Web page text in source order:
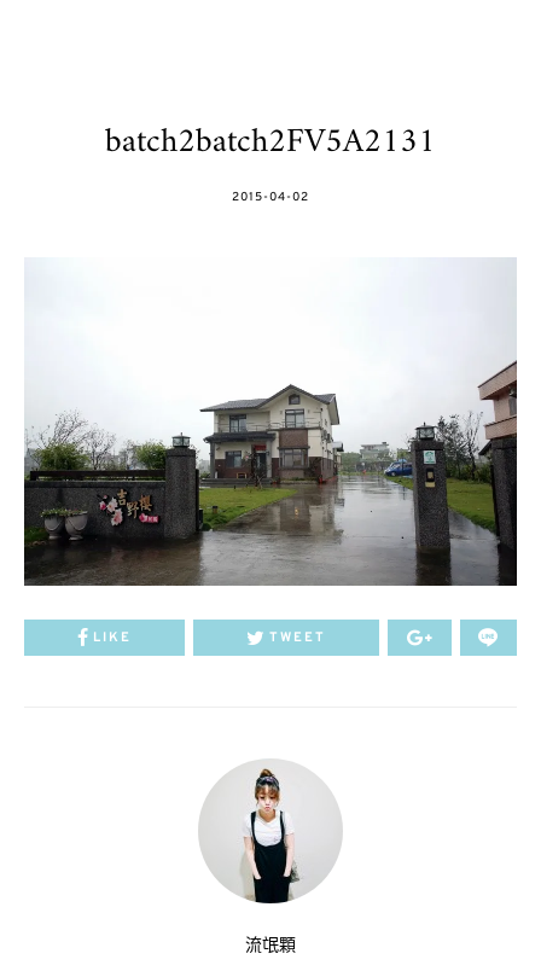
batch2batch2FV5A2131
POSTED
2015-04-02
LIKE TWEET
流氓顆